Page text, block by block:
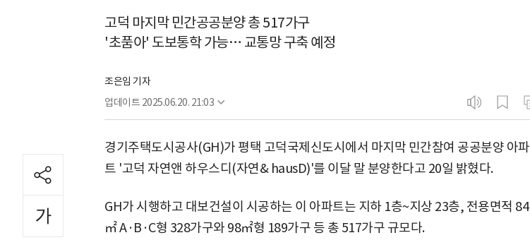
고덕 마지막 민간공공분양 총 517가구
'초품아' 도보통학 가능… 교통망 구축 예정
조은임 기자
업데이트 2025.06.20. 21:03
경기주택도시공사(GH)가 평택 고덕국제신도시에서 마지막 민간참여 공공분양 아파
트 '고덕 자연앤 하우스디(자연& hausD)'를 이달 말 분양한다고 20일 밝혔다.
GH가 시행하고 대보건설이 시공하는 이 아파트는 지하 1층~지상 23층, 전용면적 84
㎡ A·B·C형 328가구와 98㎡형 189가구 등 총 517가구 규모다.